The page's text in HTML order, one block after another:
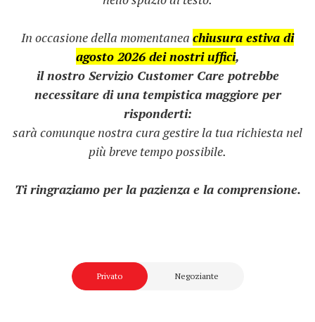
In occasione della momentanea chiusura estiva di
agosto 2026 dei nostri uffici,
il nostro Servizio Customer Care potrebbe
necessitare di una tempistica maggiore per
risponderti:
sarà comunque nostra cura gestire la tua richiesta nel
più breve tempo possibile.
Ti ringraziamo per la pazienza e la comprensione.
Privato Negoziante